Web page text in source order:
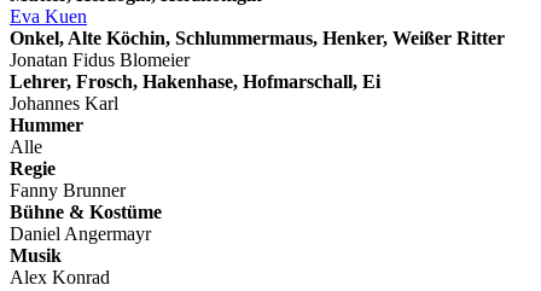
Eva Kuen
Onkel, Alte Köchin, Schlummermaus, Henker, Weißer Ritter
Jonatan Fidus Blomeier
Lehrer, Frosch, Hakenhase, Hofmarschall, Ei
Johannes Karl
Hummer
Alle
Regie
Fanny Brunner
Bühne & Kostüme
Daniel Angermayr
Musik
Alex Konrad